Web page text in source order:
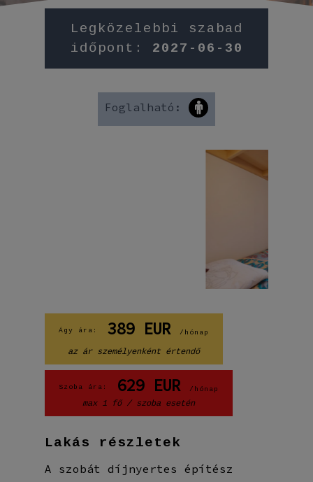
Legközelebbi szabad
időpont:
2027-06-30
Foglalható:
Ágy ára: 389 EUR /hónap
az ár személyenként értendő
Szoba ára: 629 EUR /hónap
max 1 fő / szoba esetén
Lakás részletek
A szobát díjnyertes építész